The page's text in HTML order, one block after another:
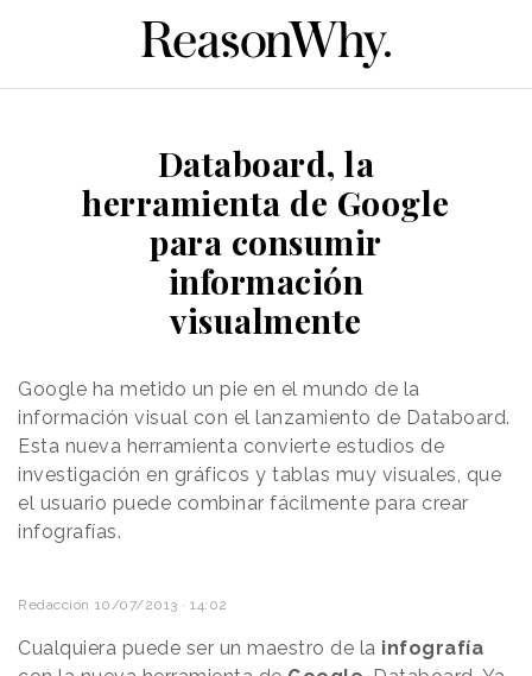
Databoard, la
herramienta de Google
para consumir
información
visualmente
Google ha metido un pie en el mundo de la
información visual con el lanzamiento de Databoard.
Esta nueva herramienta convierte estudios de
investigación en gráficos y tablas muy visuales, que
el usuario puede combinar fácilmente para crear
infografías.
Redacción 10/07/2013 · 14:02
Cualquiera puede ser un maestro de la infografía